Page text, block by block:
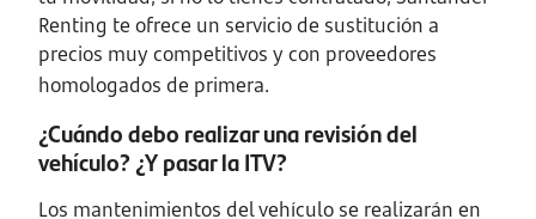
Renting te ofrece un servicio de sustitución a
precios muy competitivos y con proveedores
homologados de primera.
¿Cuándo debo realizar una revisión del
vehículo? ¿Y pasar la ITV?
Los mantenimientos del vehículo se realizarán en